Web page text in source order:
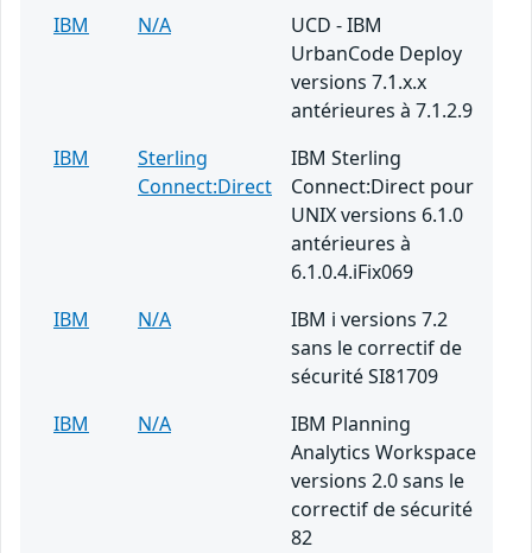
IBM N/A
UCD - IBM
UrbanCode Deploy
versions 7.1.x.x
antérieures à 7.1.2.9
IBM
Sterling
Connect:Direct
IBM Sterling
Connect:Direct pour
UNIX versions 6.1.0
antérieures à
6.1.0.4.iFix069
IBM
N/A
IBM i versions 7.2
sans le correctif de
sécurité SI81709
IBM
N/A
IBM Planning
Analytics Workspace
versions 2.0 sans le
correctif de sécurité
82